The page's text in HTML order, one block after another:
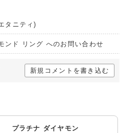
タニティ)
ンド リング へのお問い合わせ
新規コメントを書き込む
プラチナ ダイヤモン